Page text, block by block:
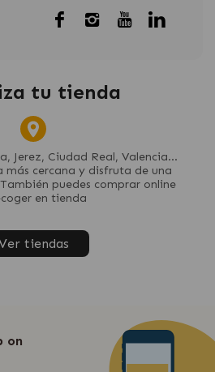
tu tienda
Jerez, Ciudad Real, Valencia...
más cercana y disfruta de una
También puedes comprar online
en tienda
tiendas
on